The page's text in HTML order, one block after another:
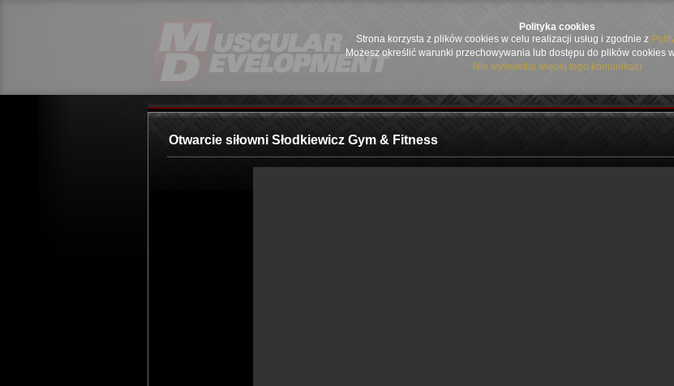
Polityka cookies
Strona korzysta z plików cookies w celu realizacji usług i zgodnie z
Możesz określić warunki przechowywania lub dostępu do plików cookies
Nie wyświetlaj więcej tego komunikatu
Otwarcie siłowni Słodkiewicz Gym & Fitness